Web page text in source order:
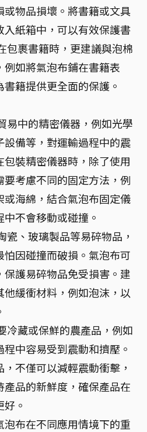
物品損壞。將書籍或文具
紙箱中，可以有效保護書
包裹書籍時，更建議與泡棉
如將氣泡布鋪在書籍表
籍提供更全面的保護。
易中的精密儀器，例如光學
備等，對運輸過程中的震
裝精密儀器時，除了使用
考慮不同的固定方法，例
海綿，結合氣泡布固定儀
不會移動或碰撞。
瓷、玻璃製品等易碎物品，
因碰撞而破損。氣泡布可
護易碎物品免受損害。建
緩衝材料，例如泡沫，以
冷藏或保鮮的農產品，例如
中容易受到震動和擠壓。
不僅可以減輕震動衝擊，
品的新鮮度，確保產品在
。
布在不同應用情境下的重